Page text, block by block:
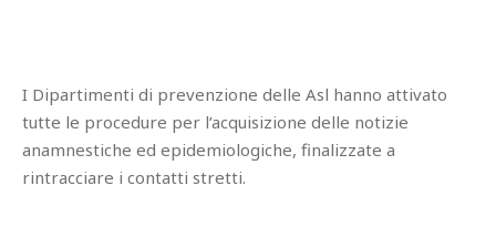
I Dipartimenti di prevenzione delle Asl hanno attivato
tutte le procedure per l’acquisizione delle notizie
anamnestiche ed epidemiologiche, finalizzate a
rintracciare i contatti stretti.